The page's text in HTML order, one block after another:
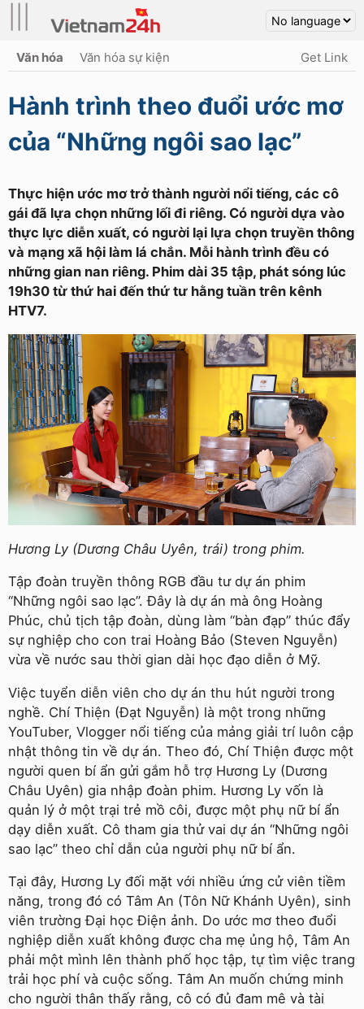
Văn hóa Văn hóa sự kiện Get Link
Hành trình theo đuổi ước mơ
của “Những ngôi sao lạc”
Thực hiện ước mơ trở thành người nổi tiếng, các cô
gái đã lựa chọn những lối đi riêng. Có người dựa vào
thực lực diễn xuất, có người lại lựa chọn truyền thông
và mạng xã hội làm lá chắn. Mỗi hành trình đều có
những gian nan riêng. Phim dài 35 tập, phát sóng lúc
19h30 từ thứ hai đến thứ tư hằng tuần trên kênh
HTV7.
Hương Ly (Dương Châu Uyên, trái) trong phim.
Tập đoàn truyền thông RGB đầu tư dự án phim
“Những ngôi sao lạc”. Đây là dự án mà ông Hoàng
Phúc, chủ tịch tập đoàn, dùng làm “bàn đạp” thúc đẩy
sự nghiệp cho con trai Hoàng Bảo (Steven Nguyễn)
vừa về nước sau thời gian dài học đạo diễn ở Mỹ.
Việc tuyển diễn viên cho dự án thu hút người trong
nghề. Chí Thiện (Đạt Nguyễn) là một trong những
YouTuber, Vlogger nổi tiếng của mảng giải trí luôn cập
nhật thông tin về dự án. Theo đó, Chí Thiện được một
người quen bí ẩn gửi gắm hỗ trợ Hương Ly (Dương
Châu Uyên) gia nhập đoàn phim. Hương Ly vốn là
quản lý ở một trại trẻ mồ côi, được một phụ nữ bí ẩn
dạy diễn xuất. Cô tham gia thử vai dự án “Những ngôi
sao lạc” theo chỉ dẫn của người phụ nữ bí ẩn.
Tại đây, Hương Ly đối mặt với nhiều ứng cử viên tiềm
năng, trong đó có Tâm An (Tôn Nữ Khánh Uyên), sinh
viên trường Đại học Điện ảnh. Do ước mơ theo đuổi
nghiệp diễn xuất không được cha mẹ ủng hộ, Tâm An
phải một mình lên thành phố học tập, tự tìm việc trang
trải học phí và cuộc sống. Tâm An muốn chứng minh
cho người thân thấy rằng, cô có đủ đam mê và tài